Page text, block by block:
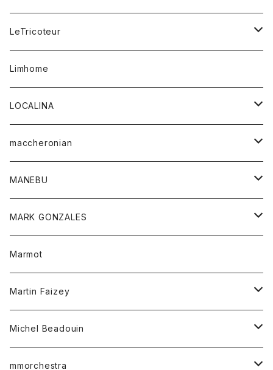
リング
バンダナ
タンクトップ
Tシャツ
ベスト
ポロシャツ
ロングスリーブTシャツ
セーター
チュニック
コート
シャツ
ワンピース
Tシャツ
ボトム
スカート
パンツ
レディース
アウター
カットソー
トップス
シャツ
LeTricoteur
カーディガン
Limhome
LOCALINA
ロングスリーブテーシャツ
maccheronian
靴
MANEBU
靴
MARK GONZALES
トップス
Tシャツ
Marmot
Martin Faizey
ベルト
Michel Beadouin
トップス
mmorchestra